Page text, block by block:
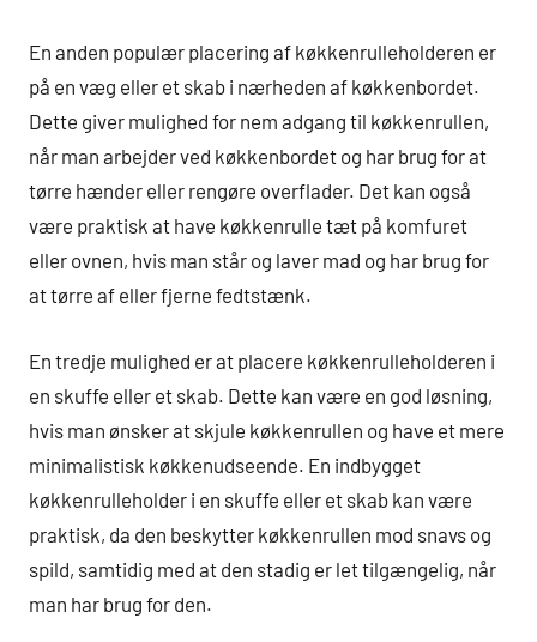
En anden populær placering af køkkenrulleholderen er
på en væg eller et skab i nærheden af køkkenbordet.
Dette giver mulighed for nem adgang til køkkenrullen,
når man arbejder ved køkkenbordet og har brug for at
tørre hænder eller rengøre overflader. Det kan også
være praktisk at have køkkenrulle tæt på komfuret
eller ovnen, hvis man står og laver mad og har brug for
at tørre af eller fjerne fedtstænk.
En tredje mulighed er at placere køkkenrulleholderen i
en skuffe eller et skab. Dette kan være en god løsning,
hvis man ønsker at skjule køkkenrullen og have et mere
minimalistisk køkkenudseende. En indbygget
køkkenrulleholder i en skuffe eller et skab kan være
praktisk, da den beskytter køkkenrullen mod snavs og
spild, samtidig med at den stadig er let tilgængelig, når
man har brug for den.